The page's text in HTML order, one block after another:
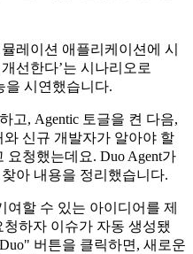
레이션 애플리케이션에 시
선한다’는 시나리오로
을 시연했습니다.
고, Agentic 토글을 켠 다음,
신규 개발자가 알아야 할
청했는데요. Duo Agent가
아 내용을 정리했습니다.
할 수 있는 아이디어를 제
하자 이슈가 자동 생성됐
버튼을 클릭하면, 새로운